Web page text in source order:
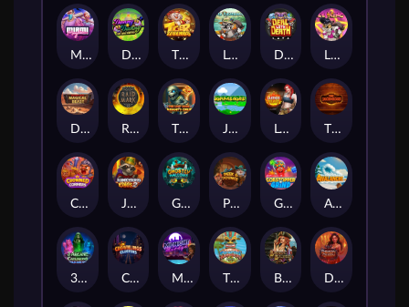
MIAMI MAYHEM DONNY AND DANNY TIGER LEGENDS Le Fisherman DEAL WITH DEATH LE KING
Darkside Prairie: Magical Beast Raidmark The Lost Book of Mummy’s Curse Jumpasaurs Leatherheads The Jack & Rose
Crowned Corners Junkyard Kings 2 Ghostly Hallows Peek & Pounce Gobstopper Grind Avalanche
3 Arcane Cauldrons Crownlings Clusters Midnight Mirage Tikitopia BoosterBelt Bonnie's Buccaneers Demon Queen